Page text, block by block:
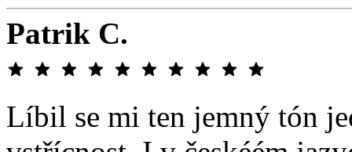
Patrik C.
Líbil se mi ten jemný tón